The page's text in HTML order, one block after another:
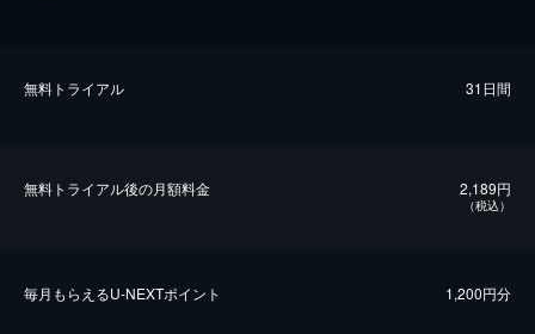
無料トライアル 31日間
無料トライアル後の⽉額料金 2,189円
（税込）
毎⽉もらえるU-NEXTポイント 1,200円分